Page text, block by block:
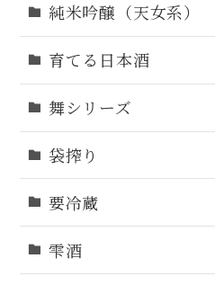
純米吟醸（天女系）
育てる日本酒
舞シリーズ
袋搾り
要冷蔵
雫酒